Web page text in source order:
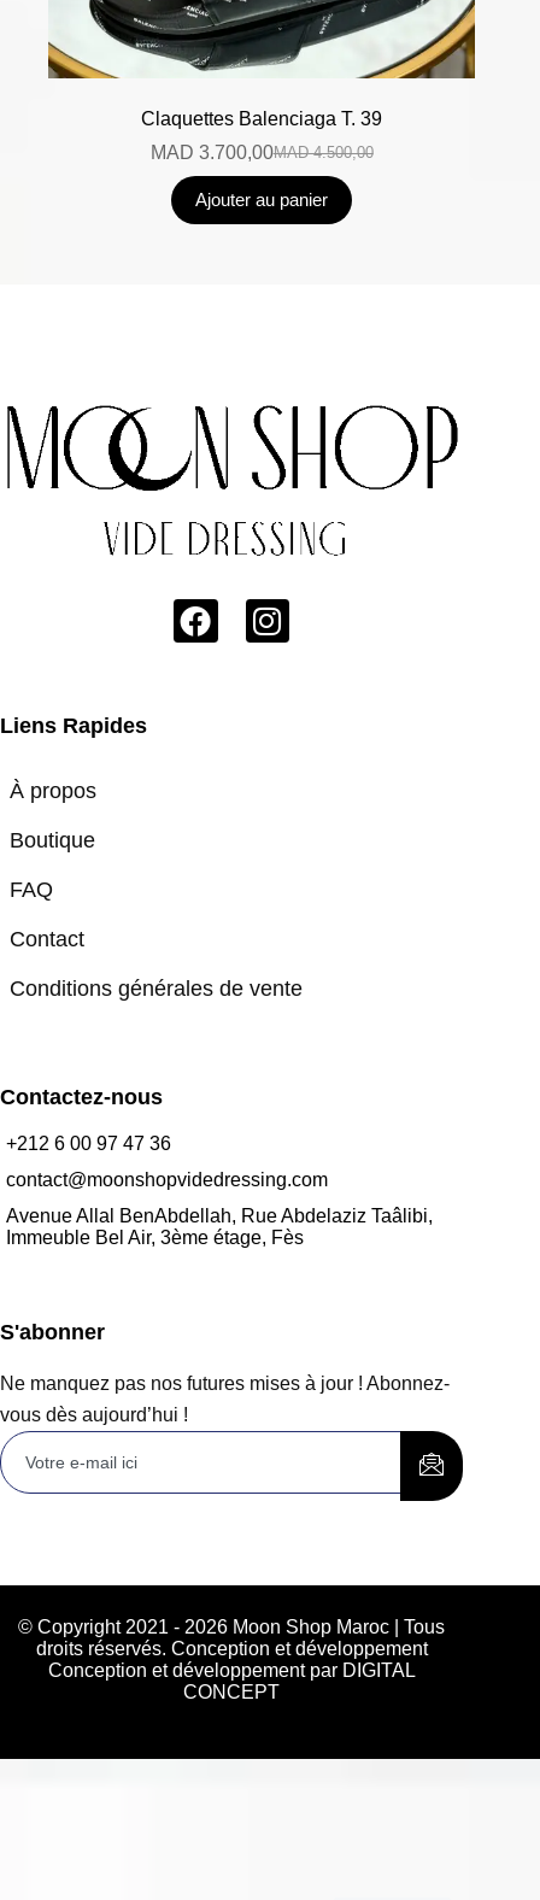
Claquettes Balenciaga T. 39
MAD4.500,00
MAD 3.700,00
Ajouter au panier
Liens Rapides
À propos
Boutique
FAQ
Contact
Conditions générales de vente
Contactez-nous
+212 6 00 97 47 36
contact@moonshopvidedressing.com
Avenue Allal BenAbdellah, Rue Abdelaziz Taâlibi,
Immeuble Bel Air, 3ème étage, Fès
S'abonner
Ne manquez pas nos futures mises à jour ! Abonnez-
vous dès aujourd’hui !
© Copyright 2021 - 2026 Moon Shop Maroc | Tous
droits réservés. Conception et développement
Conception et développement par DIGITAL
CONCEPT